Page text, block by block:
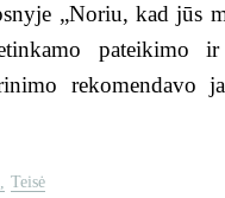
„Noriu, kad jūs
pateikimo
Teisė